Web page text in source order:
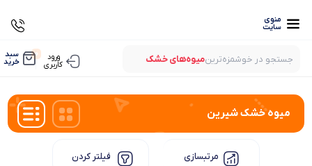
منوی
سایت
جستجو در خوشمزه‌ترینمیوه‌های خشک
لواشک‌های ارگانیک
ورود
کاربری
0 سبد
خرید
میوه خشک شیرین
مرتبسازی فیلتر کردن